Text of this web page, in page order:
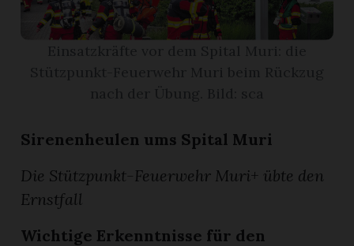
App
Sirenenheulen ums Spital Muri
Die Stützpunkt-Feuerwehr Muri+ übte den
Ernstfall
Wichtige Erkenntnisse für den